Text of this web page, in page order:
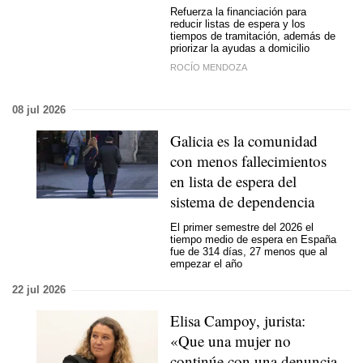
Refuerza la financiación para
reducir listas de espera y los
tiempos de tramitación, además de
priorizar la ayudas a domicilio
ROCÍO MENDOZA
08 jul 2026
Galicia es la comunidad
con menos fallecimientos
en lista de espera del
sistema de dependencia
El primer semestre del 2026 el
tiempo medio de espera en España
fue de 314 días, 27 menos que al
empezar el año
22 jul 2026
Elisa Campoy, jurista:
«Que una mujer no